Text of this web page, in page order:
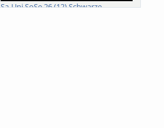
Sa-Uni SoSe 26 (12) Schwarze